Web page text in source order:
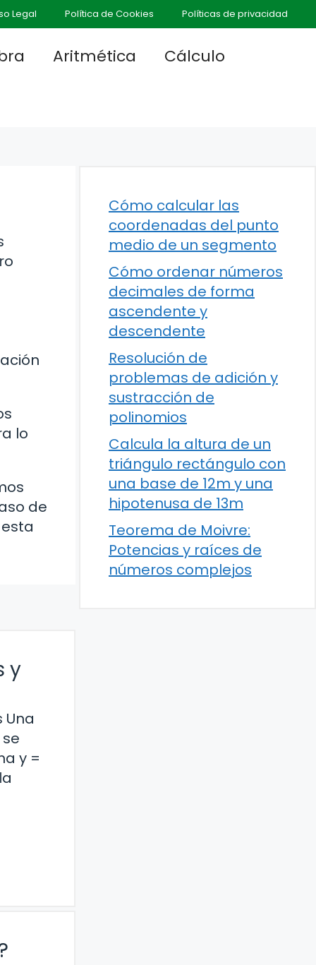
Legal Política de Cookies Políticas de privacidad
Aritmética
Cálculo
lo
de
y
Una
y =
Cómo calcular las
coordenadas del punto
medio de un segmento
Cómo ordenar números
decimales de forma
ascendente y
descendente
Resolución de
problemas de adición y
sustracción de
polinomios
Calcula la altura de un
triángulo rectángulo con
una base de 12m y una
hipotenusa de 13m
Teorema de Moivre:
Potencias y raíces de
números complejos